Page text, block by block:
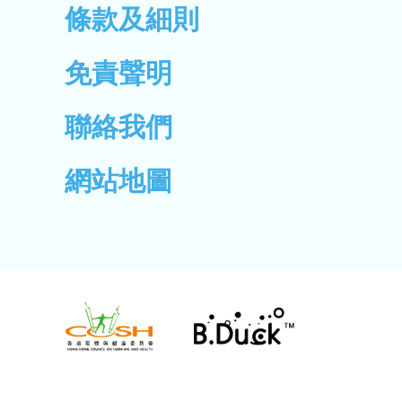
條款及細則
免責聲明
聯絡我們
網站地圖